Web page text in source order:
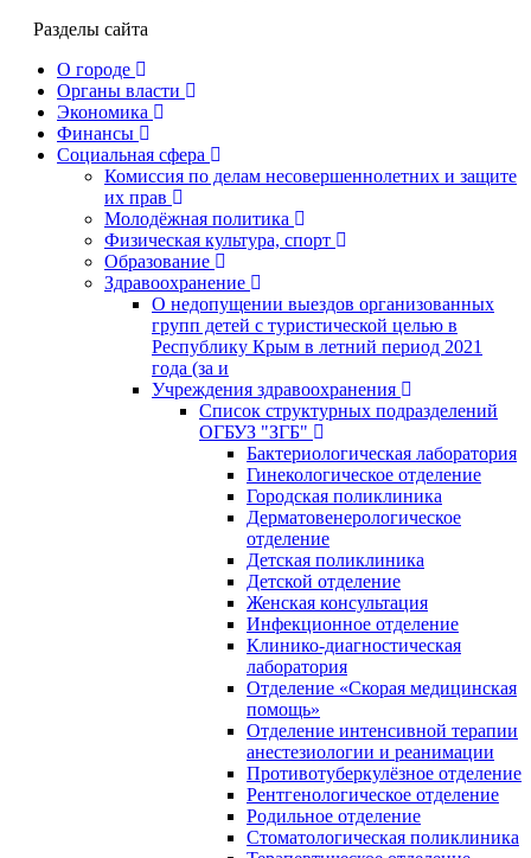
Разделы сайта
О городе
Органы власти
Экономика
Финансы
Социальная сфера
Комиссия по делам несовершеннолетних и защите
их прав
Молодёжная политика
Физическая культура, спорт
Образование
Здравоохранение
О недопущении выездов организованных
групп детей с туристической целью в
Республику Крым в летний период 2021
года (за и
Учреждения здравоохранения
Список структурных подразделений
ОГБУЗ "ЗГБ"
Бактериологическая лаборатория
Гинекологическое отделение
Городская поликлиника
Дерматовенерологическое
отделение
Детская поликлиника
Детской отделение
Женская консультация
Инфекционное отделение
Клинико-диагностическая
лаборатория
Отделение «Скорая медицинская
помощь»
Отделение интенсивной терапии
анестезиологии и реанимации
Противотуберкулёзное отделение
Рентгенологическое отделение
Родильное отделение
Стоматологическая поликлиника